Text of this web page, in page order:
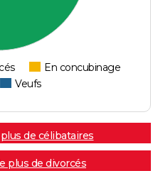
En concubinage
Veufs
de célibataires
plus de divorcés